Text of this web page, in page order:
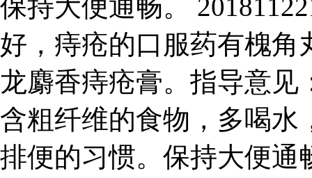
保持大便通畅。
好，痔疮的口服药有槐角
龙麝香痔疮膏。指导意见
含粗纤维的食物，多喝水
排便的习惯。保持大便通